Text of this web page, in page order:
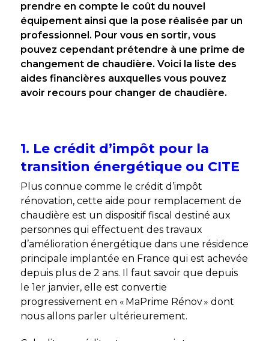
prendre en compte le coût du nouvel
équipement ainsi que la pose réalisée par un
professionnel. Pour vous en sortir, vous
pouvez cependant prétendre à une prime de
changement de chaudière. Voici la liste des
aides financières auxquelles vous pouvez
avoir recours pour changer de chaudière.
1. Le crédit d’impôt pour la
transition énergétique ou CITE
Plus connue comme le crédit d’impôt
rénovation, cette aide pour remplacement de
chaudière est un dispositif fiscal destiné aux
personnes qui effectuent des travaux
d’amélioration énergétique dans une résidence
principale implantée en France qui est achevée
depuis plus de 2 ans. Il faut savoir que depuis
le 1erjanvier, elle est convertie
progressivement en « MaPrime Rénov » dont
nous allons parler ultérieurement.